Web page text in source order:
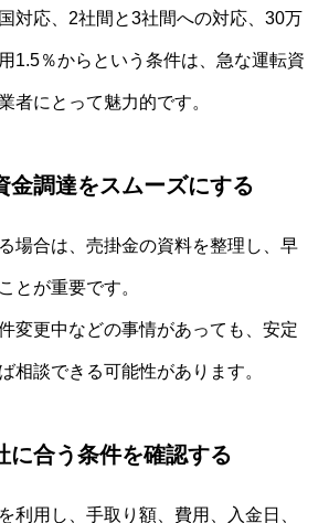
対応、2社間と3社間への対応、30万
1.5％からという条件は、急な運転資
者にとって魅力的です。
金調達をスムーズにする
場合は、売掛金の資料を整理し、早
とが重要です。
変更中などの事情があっても、安定
相談できる可能性があります。
に合う条件を確認する
利用し、手取り額、費用、入金日、